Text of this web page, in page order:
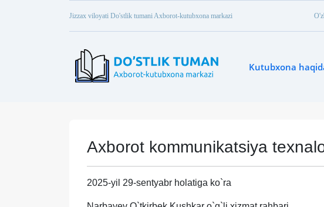
Jizzax viloyati Do'stlik tumani Axborot-kutubxona markazi
Kutubxona
Axborot kommunikatsiya
2025-yil 29-sentyabr holatiga ko`ra